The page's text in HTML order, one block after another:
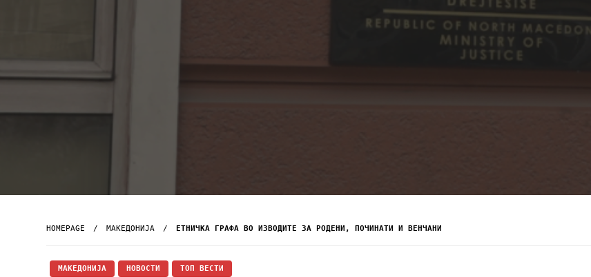
HOMEPAGE МАКЕДОНИЈА ЕТНИЧКА ГРАФА ВО ИЗВОДИТЕ ЗА РОДЕНИ, ПОЧИНАТИ И ВЕНЧАНИ
МАКЕДОНИЈА НОВОСТИ ТОП ВЕСТИ